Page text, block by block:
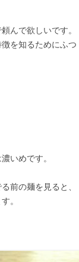
んで欲しいです。
を知るためにふつ
いめです。
前の麺を見ると、
。